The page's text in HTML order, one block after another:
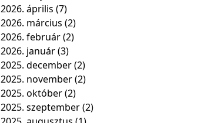
2026. április (7)
2026. március (2)
2026. február(2)
2026. január(3)
2025. december(2)
2025. november(2)
2025. október(2)
2025. szeptember(2)